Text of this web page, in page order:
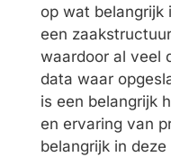
op wat belangrijk
een
waardoor al veel
data waar
is een belangrijk
en ervaring van
belangrijk in